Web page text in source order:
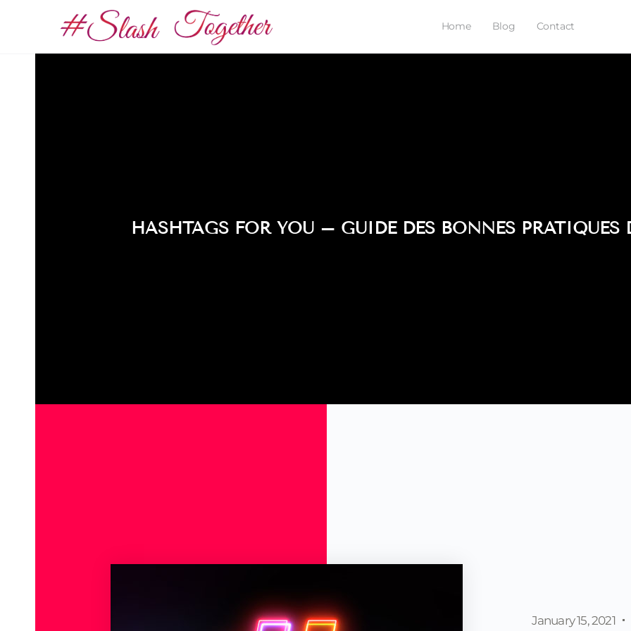
Home Blog Contact
HASHTAGS FOR YOU – GUIDE DES BONNES PRATIQUES
January 15, 2021